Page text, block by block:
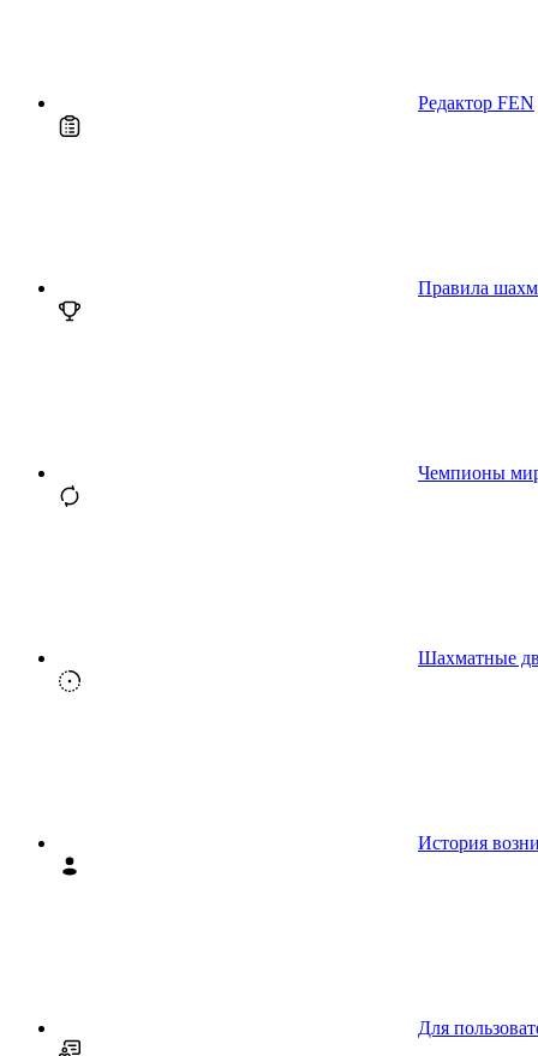
Редактор FEN
Правила
Чемпионы
Шахматные
История
Для